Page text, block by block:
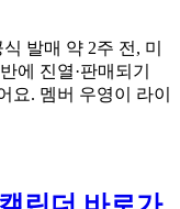
발매 약 2주 전, 미
에 진열·판매되기
요. 멤버 우영이 라이